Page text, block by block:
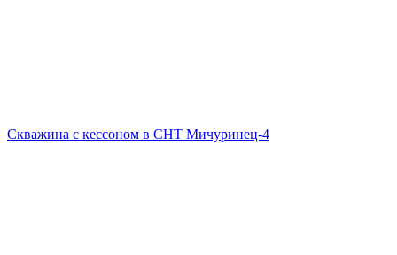
Скважина с кессоном в СНТ Мичуринец-4